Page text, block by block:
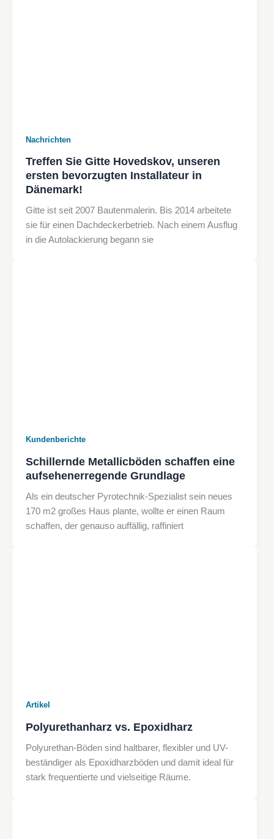
Nachrichten
Treffen Sie Gitte Hovedskov, unseren
ersten bevorzugten Installateur in
Dänemark!
Gitte ist seit 2007 Bautenmalerin. Bis 2014 arbeitete
sie für einen Dachdeckerbetrieb. Nach einem Ausflug
in die Autolackierung begann sie
Kundenberichte
Schillernde Metallicböden schaffen eine
aufsehenerregende Grundlage
Als ein deutscher Pyrotechnik-Spezialist sein neues
170 m2 großes Haus plante, wollte er einen Raum
schaffen, der genauso auffällig, raffiniert
Artikel
Polyurethanharz vs. Epoxidharz
Polyurethan-Böden sind haltbarer, flexibler und UV-
beständiger als Epoxidharzböden und damit ideal für
stark frequentierte und vielseitige Räume.